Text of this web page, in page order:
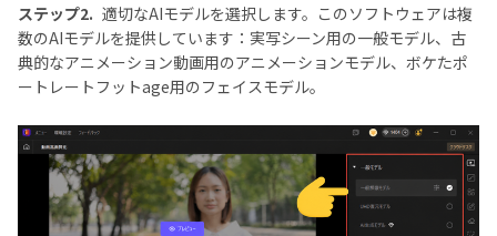
ステップ2. 適切なAIモデルを選択します。このソフトウェアは複
数のAIモデルを提供しています：実写シーン用の一般モデル、古
典的なアニメーション動画用のアニメーションモデル、ボケたポ
ートレートフットage用のフェイスモデル。